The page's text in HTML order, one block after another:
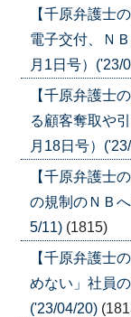
【千原弁護
電子交付、Ｎ
月1日号）('23/
【千原弁護
る顧客奪取や
月18日号）
【千原弁護
の規制のＮＢ
5/11) (1815)
【千原弁護
めない」社員
('23/04/20)